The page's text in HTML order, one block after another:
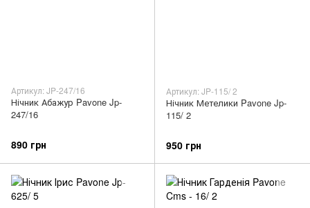
Артикул: JP-247/16
Нічник Абажур Pavone Jp-
247/16
890 грн
Артикул: JP-115/ 2
Нічник Метелики Pavone Jp-
115/ 2
950 грн